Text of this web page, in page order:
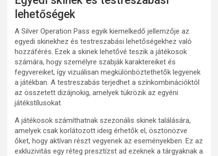
lehetőségek
A Silver Operation Pass egyik kiemelkedő jellemzője az
egyedi skinekhez és testreszabási lehetőségekhez való
hozzáférés. Ezek a skinek lehetővé teszik a játékosok
számára, hogy személyre szabják karaktereiket és
fegyvereiket, így vizuálisan megkülönböztethetők legyenek
a játékban. A testreszabás terjedhet a színkombinációktól
az összetett dizájnokig, amelyek tükrözik az egyéni
játékstílusokat.
A játékosok számíthatnak szezonális skinek találására,
amelyek csak korlátozott ideig érhetők el, ösztönözve
őket, hogy aktívan részt vegyenek az eseményekben. Ez az
exkluzivitás egy réteg presztízst ad ezeknek a tárgyaknak a